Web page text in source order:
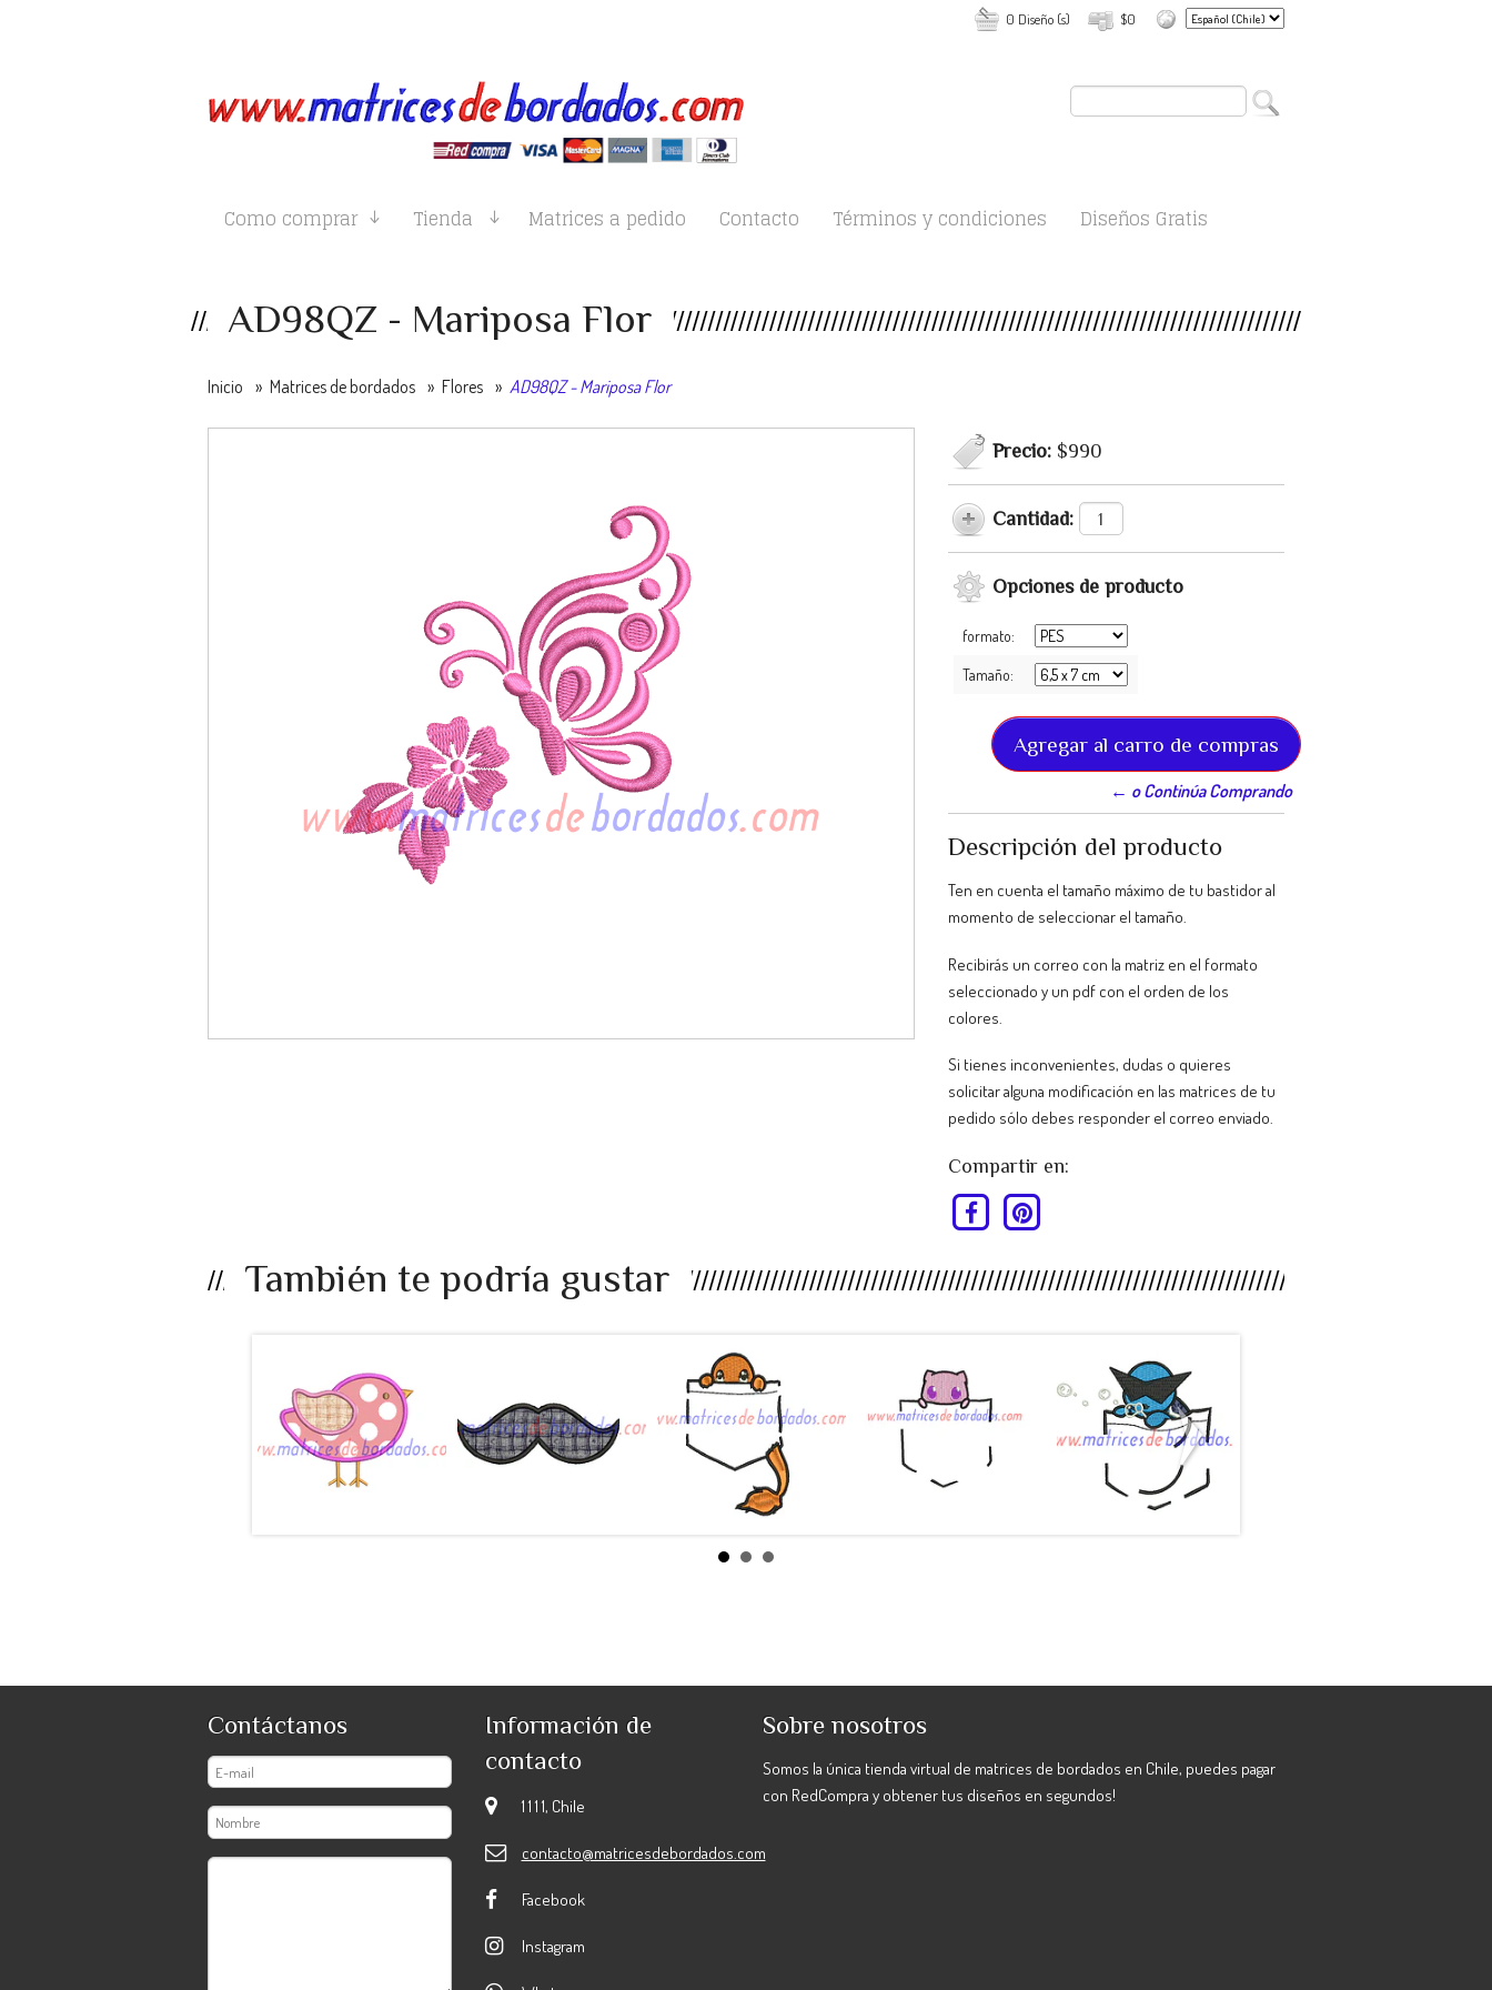
$0
0 Diseño (s)
Como comprar Tienda Matrices a pedido Contacto Términos y condiciones Diseños Gratis
AD98QZ - Mariposa Flor
Inicio » Matrices de bordados » Flores » AD98QZ - Mariposa Flor
Precio: $990
Cantidad:
Opciones de producto
formato:
Tamaño:
← o Continúa Comprando
Descripción del producto
Ten en cuenta el tamaño máximo de tu bastidor al
momento de seleccionar el tamaño.
Recibirás un correo con la matriz en el formato
seleccionado y un pdf con el orden de los
colores.
Si tienes inconvenientes, dudas o quieres
solicitar alguna modificación en las matrices de tu
pedido sólo debes responder el correo enviado.
Compartir en:
También te podría gustar
LB25EF - Ave
apli...
$990
bigote a...
RT47AS -
Pokemon ...
$990
KJ34UL -
Pokemon ...
$990
HY88SB -
Pokemon ...
$990
Contáctanos
Información de
contacto
1 1 1 1, Chile
contacto@matricesdebordados.com
Facebook
Instagram
Sobre nosotros
Somos la única tienda virtual de matrices de bordados en Chile, puedes pagar
con RedCompra y obtener tus diseños en segundos!